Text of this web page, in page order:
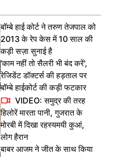
बॉम्बे हाई कोर्ट ने तरुण तेजपाल को
2013 के रेप केस में 10 साल की
कड़ी सज़ा सुनाई है
'काम नहीं तो सैलरी भी बंद करें',
रेजिडेंट डॉक्टर्स की हड़ताल पर
बॉम्बे हाईकोर्ट की कड़ी फटकार
VIDEO: समुद्र की तरह
हिलोरें मारता पानी, गुजरात के
मोरबी में दिखा रहस्यमयी कुआं,
लोग हैरान
बाबर आजम ने जीत के साथ किया